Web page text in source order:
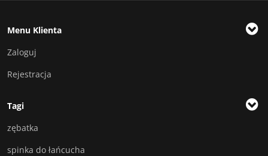
Menu Klienta
Zaloguj
Rejestracja
Tagi
zębatka
spinka do łańcucha